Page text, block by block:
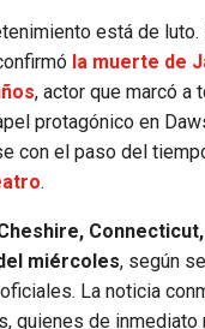
está de
la muerte de
, actor que marcó a
protagónico en
con el paso del
.
miércoles, según
La noticia
quienes de inmediato